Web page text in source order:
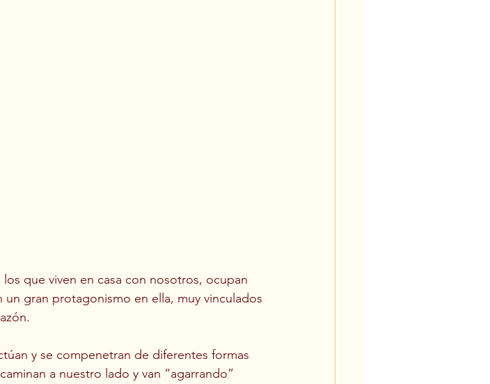
que viven en casa con nosotros, ocupan
gran protagonismo en ella, muy vinculados
y se compenetran de diferentes formas
a nuestro lado y van “agarrando”